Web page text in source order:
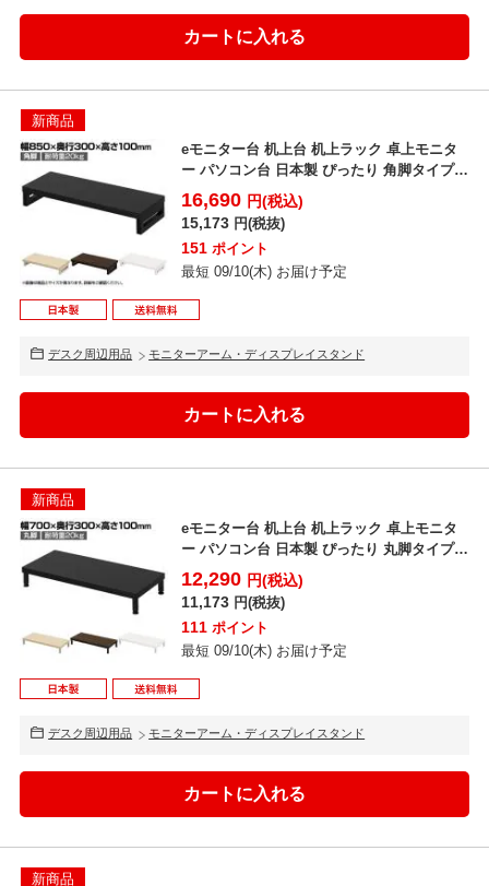
新商品
eモニター台 机上台 机上ラック 卓上モニタ
ー パソコン台 日本製 ぴったり 角脚タイプ
幅850×...
16,690 円(税込)
15,173 円(税抜)
151 ポイント
最短 09/10(木) お届け予定
デスク周辺用品 モニターアーム・ディスプレイスタンド
新商品
eモニター台 机上台 机上ラック 卓上モニタ
ー パソコン台 日本製 ぴったり 丸脚タイプ
幅700×...
12,290 円(税込)
11,173 円(税抜)
111 ポイント
最短 09/10(木) お届け予定
デスク周辺用品 モニターアーム・ディスプレイスタンド
新商品